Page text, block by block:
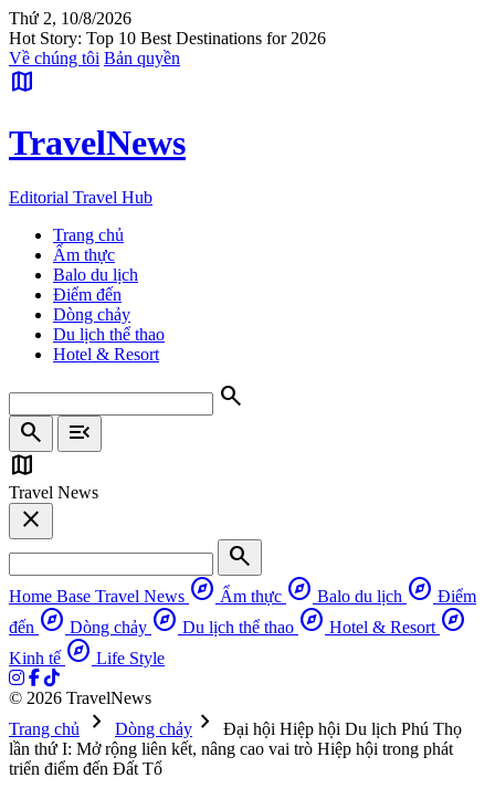
Thứ 2, 10/8/2026
Hot Story: Top 10 Best Destinations for 2026
Về chúng tôi Bản quyền
map
TravelNews
Editorial Travel Hub
Trang chủ
Ẩm thực
Balo du lịch
Điểm đến
Dòng chảy
Du lịch thể thao
Hotel & Resort
search
search
menu_open
map
Travel News
close
search
Home Base Travel News explore Ẩm thực explore Balo du lịch explore Điểm
đến explore Dòng chảy explore Du lịch thể thao explore Hotel & Resort explore
Kinh tế explore Life Style
© 2026 TravelNews
Trang chủ
chevron_right Dòng chảy chevron_right
Đại hội Hiệp hội Du lịch Phú Thọ
lần thứ I: Mở rộng liên kết, nâng cao vai trò Hiệp hội trong phát
triển điểm đến Đất Tổ